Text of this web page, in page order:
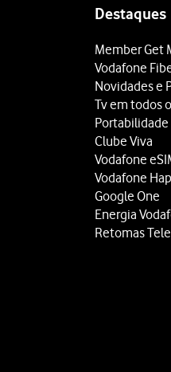
Destaques
Member Get
Vodafone
Novidades e
Tv em todos
Portabilidade
Clube Viva
Vodafone
Vodafone
Google One
Energia
Retomas